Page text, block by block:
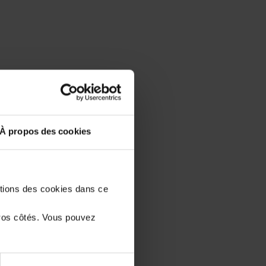
À propos des cookies
des cookies dans ce
côtés. Vous pouvez